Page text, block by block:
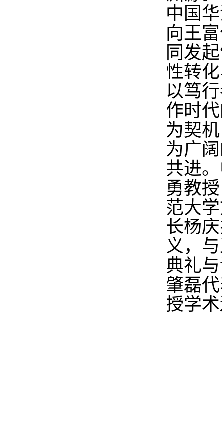
中国
向王
同发
性转
以笃
作时
为契
为广
共进
勇教
范大
长杨
义，
典礼
肇磊
授学